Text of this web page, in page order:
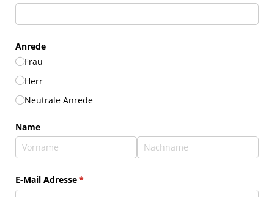
Anrede
Frau
Herr
Neutrale Anrede
Name
E-Mail Adresse*
(erforderlich)